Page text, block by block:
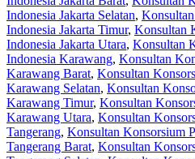
Indonesia Jakarta Selatan,
Indonesia Jakarta Timur, Konsultan
Indonesia Jakarta Utara, Konsultan
Indonesia Karawang, Konsultan
Karawang Barat, Konsultan
Karawang Selatan, Konsultan
Karawang Timur, Konsultan
Karawang Utara, Konsultan
Tangerang, Konsultan Konsorsium
Tangerang Barat, Konsultan